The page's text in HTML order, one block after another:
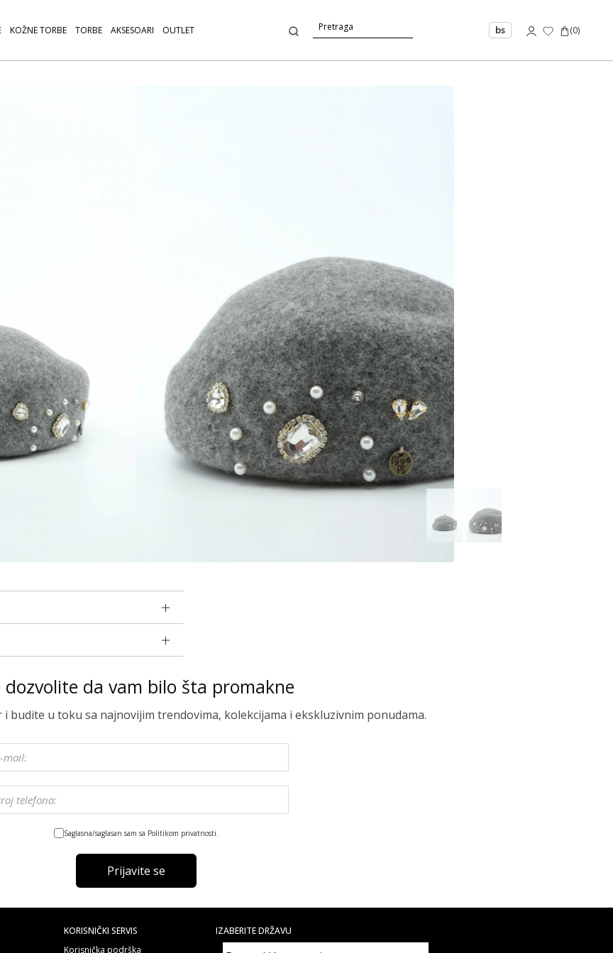
KOŽNE TORBE TORBE AKSESOARI OUTLET bs (0)
dozvolite da vam bilo šta promakne
budite u toku sa najnovijim trendovima, kolekcijama i ekskluzivnim ponudama.
Saglasna/saglasan sam sa Politikom privatnosti.
Prijavite se
KORISNIČKI SERVIS
Korisnička podrška
IZABERITE DRŽAVU